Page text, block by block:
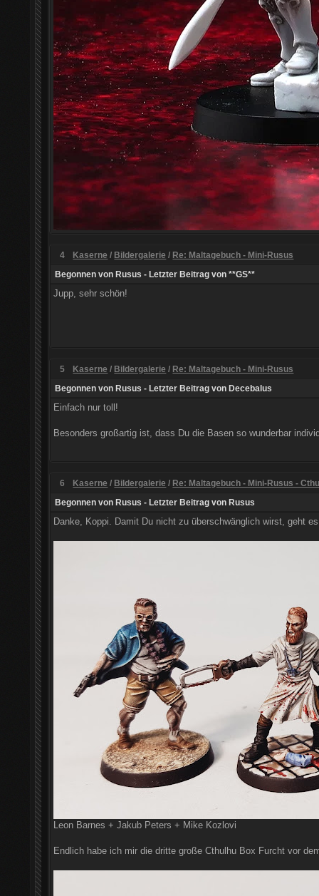
4 Kaserne / Bildergalerie / Re: Maltagebuch - Mini-Rusus
Begonnen von Rusus - Letzter Beitrag von **GS**
Jupp, sehr schön!
5 Kaserne / Bildergalerie / Re: Maltagebuch - Mini-Rusus
Begonnen von Rusus - Letzter Beitrag von Decebalus
Einfach nur toll!
Besonders großartig ist, dass Du die Basen so wunderbar
6 Kaserne / Bildergalerie / Re: Maltagebuch - Mini-Rusus -
Begonnen von Rusus - Letzter Beitrag von Rusus
Danke, Koppi. Damit Du nicht zu überschwänglich wirst, geht
Leon Barnes + Jakub Peters + Mike Kozlovi
Endlich habe ich mir die dritte große Cthulhu Box Furcht vor